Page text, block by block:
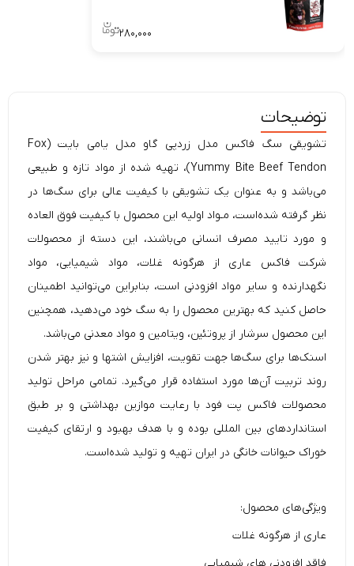
۲۸۰,۰۰۰
توضیحات
تشویقی سگ فاکس مدل زردپی گاو مدل یامی بایت (Fox
Yummy Bite Beef Tendon)، تهیه شده از مواد تازه و طبیعی
می‌باشد و به عنوان یک تشویقی با کیفیت عالی برای سگ‌ها در
نظر گرفته شده‌است، مـواد اولیه این محصول با کیفیت فوق العاده
و مورد تایید مصرف انسانی می‌باشند، این دسته از محصولات
شرکت فاکس عاری از هرگونه غلات، مواد شیمیایی، مواد
نگهدارنده و سایر مواد افزودنی است، بنابراین می‌توانید اطمینان
حاصل کنید که بهترین محصول را به سگ خود می‌دهید، همچنین
این محصول سرشار از پروتئین، ویتامین و مواد معدنی می‌باشد.
اسنک‌ها برای سگ‌ها جهت تقویت، افزایش اشتها و نیز بهتر شدن
روند تربیت آن‌ها مورد استفاده قرار می‌گیرد. تمامی مراحل تولید
محصولات فاکس پت فود با رعایت موازین بهداشتی و بر طبق
استانداردهای بین المللی بوده و با هدف بهبود و ارتقای کیفیت
خوراک حیوانات خانگی در ایران تهیه و تولید شده‌است.
ویژگی‌های محصول:
عاری از هرگونه غلات